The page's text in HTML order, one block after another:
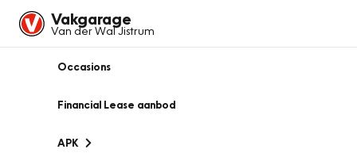
Vakgarage
Van der Wal Jistrum
Occasions
Financial Lease aanbod
APK